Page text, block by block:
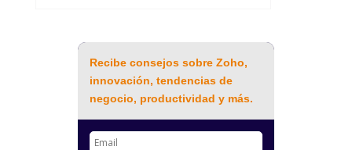
Recibe consejos sobre Zoho,
innovación, tendencias de
negocio, productividad y más.